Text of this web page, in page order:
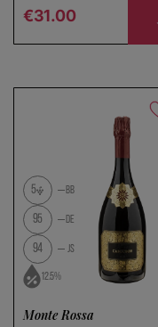
Regular price
€31.00
5 BB
95 DE
94 JS
12.5%
Monte Rossa